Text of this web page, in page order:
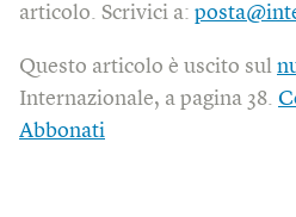
articolo. Scrivici a:
Questo articolo è uscito sul
Internazionale, a pagina 38.
Abbonati